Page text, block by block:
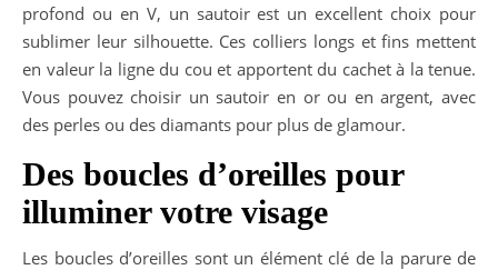
profond ou en V, un sautoir est un excellent choix pour
sublimer leur silhouette. Ces colliers longs et fins mettent
en valeur la ligne du cou et apportent du cachet à la tenue.
Vous pouvez choisir un sautoir en or ou en argent, avec
des perles ou des diamants pour plus de glamour.
Des boucles d’oreilles pour
illuminer votre visage
Les boucles d’oreilles sont un élément clé de la parure de